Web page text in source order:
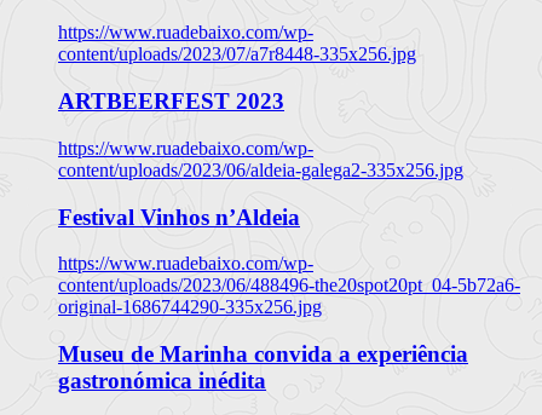
https://www.ruadebaixo.com/wp-
content/uploads/2023/07/a7r8448-335x256.jpg
ARTBEERFEST 2023
https://www.ruadebaixo.com/wp-
content/uploads/2023/06/aldeia-galega2-335x256.jpg
Festival Vinhos n’Aldeia
https://www.ruadebaixo.com/wp-
content/uploads/2023/06/488496-the20spot20pt_04-5b72a6-
original-1686744290-335x256.jpg
Museu de Marinha convida a experiência
gastronómica inédita